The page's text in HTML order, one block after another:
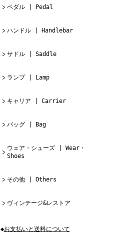
ペダル | Pedal
ハンドル | Handlebar
サドル | Saddle
ランプ | Lamp
キャリア | Carrier
バッグ | Bag
ウェア・シューズ | Wear・
Shoes
その他 | Others
ヴィンテージ&レストア
◆お支払いと送料について